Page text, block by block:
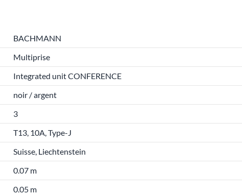
BACHMANN
Multiprise
Integrated unit CONFERENCE
noir / argent
3
T13, 10A, Type-J
Suisse, Liechtenstein
0.07 m
0.05 m